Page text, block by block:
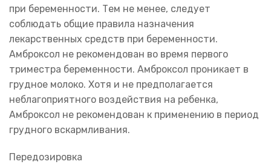
при беременности. Тем не менее, следует
соблюдать общие правила назначения
лекарственных средств при беременности.
Амброксол не рекомендован во время первого
триместра беременности. Амброксол проникает в
грудное молоко. Хотя и не предполагается
неблагоприятного воздействия на ребенка,
Амброксол не рекомендован к применению в период
грудного вскармливания.
Передозировка